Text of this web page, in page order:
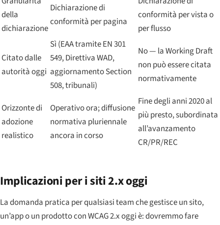
della
dichiarazione
Dichiarazione di
conformità per pagina
conformità per vista o
per flusso
Citato dalle
autorità oggi
Sì (EAA tramite EN 301
549, Direttiva WAD,
aggiornamento Section
508, tribunali)
No — la Working Draft
non può essere citata
normativamente
Orizzonte di
adozione
realistico
Operativo ora; diffusione
normativa pluriennale
ancora in corso
Fine degli anni 2020 al
più presto, subordinata
all’avanzamento
CR/PR/REC
Implicazioni per i siti 2.x oggi
La domanda pratica per qualsiasi team che gestisce un sito,
un’app o un prodotto con WCAG 2.x oggi è: dovremmo fare